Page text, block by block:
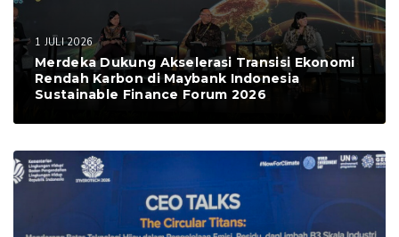
1 JULI 2026
Merdeka Dukung Akselerasi Transisi Ekonomi
Rendah Karbon di Maybank Indonesia
Sustainable Finance Forum 2026